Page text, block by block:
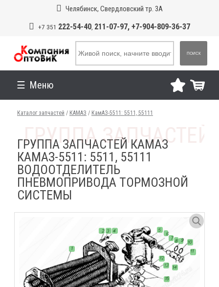
Челябинск, Свердловский тр. 3А
+7 351 222-54-40, 211-07-97, +7-904-809-36-37
ПОИСК
Меню
Каталог запчастей / КАМАЗ / КамАЗ-5511: 5511, 55111
ГРУППА ЗАПЧАСТЕЙ КАМАЗ
КАМАЗ-5511: 5511, 55111
ВОДООТДЕЛИТЕЛЬ
ПНЕВМОПРИВОДА ТОРМОЗНОЙ
СИСТЕМЫ